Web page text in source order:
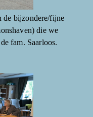
de bijzondere/fijne
die we
fam. Saarloos.